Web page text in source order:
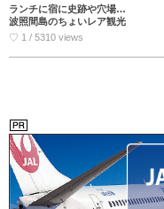
ランチに宿に史跡や穴場…
波照間島のちょいレア観光
♡ 1 / 5310 views